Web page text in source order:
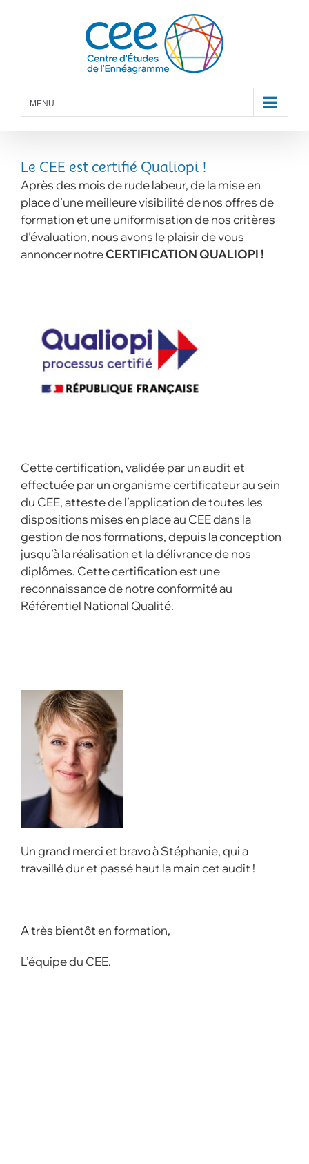
MENU
Le CEE est certifié Qualiopi !
Après des mois de rude labeur, de la mise en
place d’une meilleure visibilité de nos offres de
formation et une uniformisation de nos critères
d’évaluation, nous avons le plaisir de vous
annoncer notreCERTIFICATION QUALIOPI !
Cette certification, validée par un audit et
effectuée par un organisme certificateur au sein
du CEE, atteste de l’application de toutes les
dispositions mises en place au CEE dans la
gestion de nos formations, depuis la conception
jusqu’à la réalisation et la délivrance de nos
diplômes. Cette certification est une
reconnaissance de notre conformité au
Référentiel National Qualité.
Un grand merci et bravo à Stéphanie, qui a
travaillé dur et passé haut la main cet audit !
A très bientôt en formation,
L’équipe du CEE.